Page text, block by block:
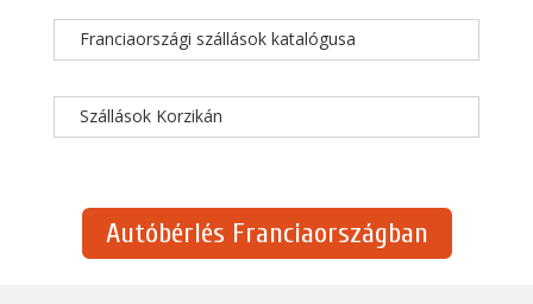
Franciaországi szállások katalógusa
Szállások Korzikán
Autóbérlés Franciaországban